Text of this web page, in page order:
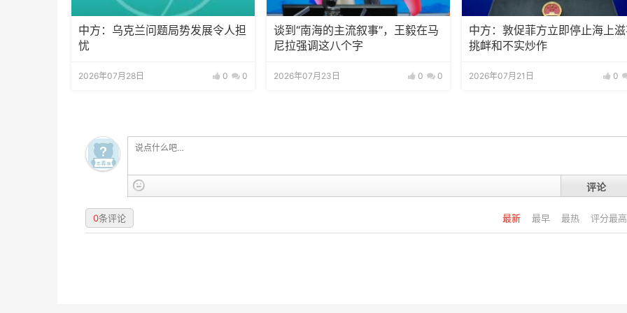
中方：乌克兰问题局势发展令人担
忧
2026年07月28日 0 0
谈到“南海的主流叙事”，王毅在马
尼拉强调这八个字
2026年07月23日 0 0
中方：敦促菲方立即停止海上
挑衅和不实炒作
2026年07月21日 0
评论
最新 最早 最热 评分最高
0条评论